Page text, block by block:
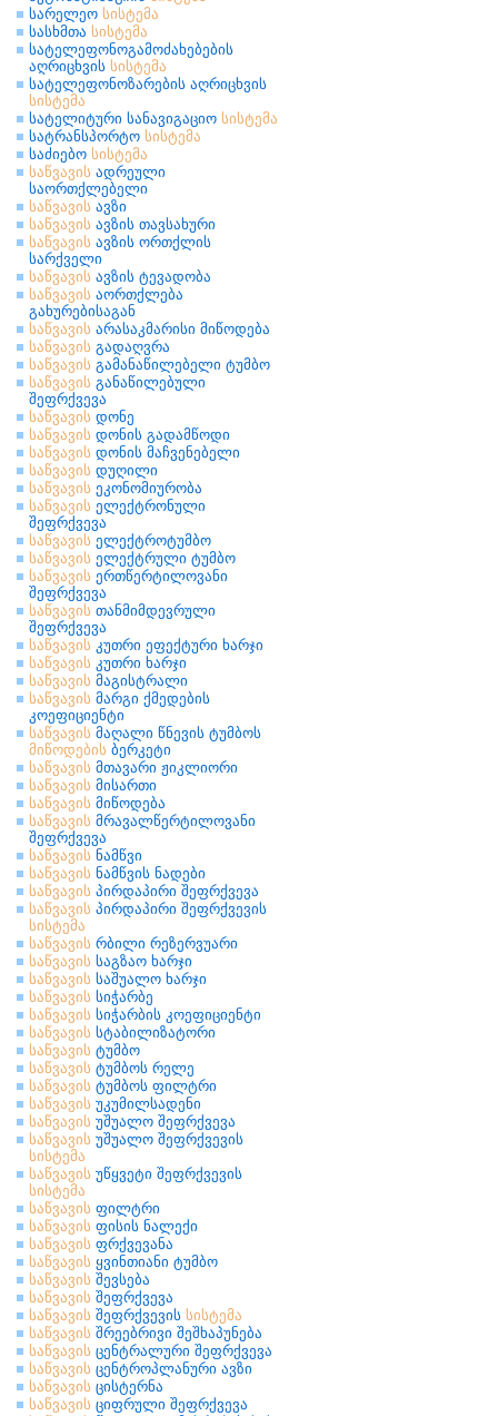
სარელეო სისტემა
სასხმთა სისტემა
სატელეფონოგამოძახებების
აღრიცხვის სისტემა
სატელეფონოზარების აღრიცხვის
სისტემა
სატელიტური სანავიგაციო სისტემა
სატრანსპორტო სისტემა
საძიებო სისტემა
საწვავის ადრეული
საორთქლებელი
საწვავის ავზი
საწვავის ავზის თავსახური
საწვავის ავზის ორთქლის
სარქველი
საწვავის ავზის ტევადობა
საწვავის აორთქლება
გახურებისაგან
საწვავის არასაკმარისი მიწოდება
საწვავის გადაღვრა
საწვავის გამანაწილებელი ტუმბო
საწვავის განაწილებული
შეფრქვევა
საწვავის დონე
საწვავის დონის გადამწოდი
საწვავის დონის მაჩვენებელი
საწვავის დუღილი
საწვავის ეკონომიურობა
საწვავის ელექტრონული
შეფრქვევა
საწვავის ელექტროტუმბო
საწვავის ელექტრული ტუმბო
საწვავის ერთწერტილოვანი
შეფრქვევა
საწვავის თანმიმდევრული
შეფრქვევა
საწვავის კუთრი ეფექტური ხარჯი
საწვავის კუთრი ხარჯი
საწვავის მაგისტრალი
საწვავის მარგი ქმედების
კოეფიციენტი
საწვავის მაღალი წნევის ტუმბოს
მიწოდების ბერკეტი
საწვავის მთავარი ჟიკლიორი
საწვავის მისართი
საწვავის მიწოდება
საწვავის მრავალწერტილოვანი
შეფრქვევა
საწვავის ნამწვი
საწვავის ნამწვის ნადები
საწვავის პირდაპირი შეფრქვევა
საწვავის პირდაპირი შეფრქვევის
სისტემა
საწვავის რბილი რეზერვუარი
საწვავის საგზაო ხარჯი
საწვავის საშუალო ხარჯი
საწვავის სიჭარბე
საწვავის სიჭარბის კოეფიციენტი
საწვავის სტაბილიზატორი
საწვავის ტუმბო
საწვავის ტუმბოს რელე
საწვავის ტუმბოს ფილტრი
საწვავის უკუმილსადენი
საწვავის უშუალო შეფრქვევა
საწვავის უშუალო შეფრქვევის
სისტემა
საწვავის უწყვეტი შეფრქვევის
სისტემა
საწვავის ფილტრი
საწვავის ფისის ნალექი
საწვავის ფრქვევანა
საწვავის ყვინთიანი ტუმბო
საწვავის შევსება
საწვავის შეფრქვევა
საწვავის შეფრქვევის სისტემა
საწვავის შრეებრივი შეშხაპუნება
საწვავის ცენტრალური შეფრქვევა
საწვავის ცენტროპლანური ავზი
საწვავის ცისტერნა
საწვავის ციფრული შეფრქვევა